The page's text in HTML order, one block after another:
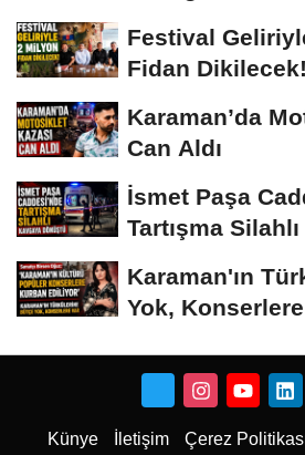
Festival
Fidan Dikilecek!
Karaman’da
Can Aldı
İsmet Paşa
Tartışma
Karaman'ın
Yok,
Künye İletişim Çerez